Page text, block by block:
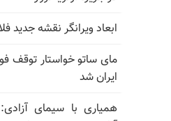
ابعاد ویرانگر نقشه جدید
مای ساتو خواستار توقف
ایران شد
همیاری با سیمای